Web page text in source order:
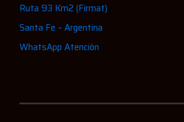
Ruta 93 Km2 (Firmat)
Santa Fe – Argentina
WhatsApp Atención